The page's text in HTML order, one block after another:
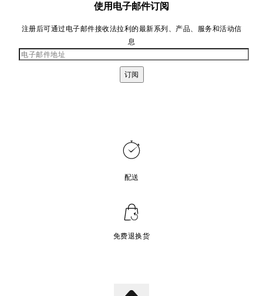
使用电子邮件订阅
注册后可通过电子邮件接收法拉利的最新系列、产品、服务和活动信
息
订阅
配送
免费退换货